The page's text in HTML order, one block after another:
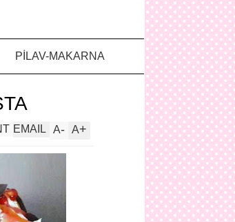
PİLAV-MAKARNA
A+
A-
EMAIL